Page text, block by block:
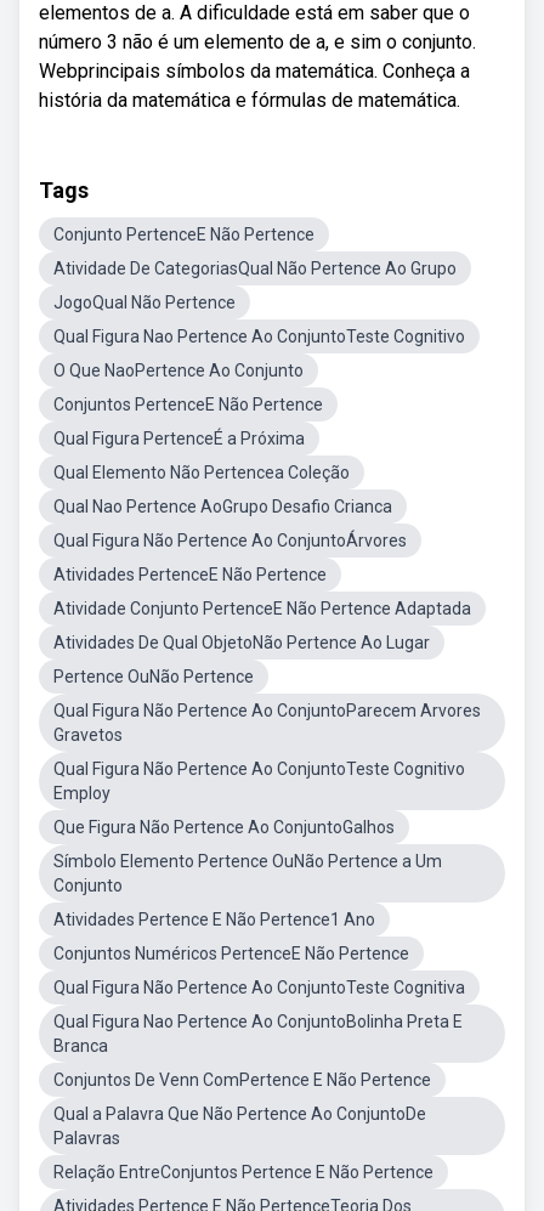
elementos de a. A dificuldade está em saber que o
número 3 não é um elemento de a, e sim o conjunto.
Webprincipais símbolos da matemática. Conheça a
história da matemática e fórmulas de matemática.
Tags
Conjunto PertenceE Não Pertence
Atividade De CategoriasQual Não Pertence Ao Grupo
JogoQual Não Pertence
Qual Figura Nao Pertence Ao ConjuntoTeste Cognitivo
O Que NaoPertence Ao Conjunto
Conjuntos PertenceE Não Pertence
Qual Figura PertenceÉ a Próxima
Qual Elemento Não Pertencea Coleção
Qual Nao Pertence AoGrupo Desafio Crianca
Qual Figura Não Pertence Ao ConjuntoÁrvores
Atividades PertenceE Não Pertence
Atividade Conjunto PertenceE Não Pertence Adaptada
Atividades De Qual ObjetoNão Pertence Ao Lugar
Pertence OuNão Pertence
Qual Figura Não Pertence Ao ConjuntoParecem Arvores
Gravetos
Qual Figura Não Pertence Ao ConjuntoTeste Cognitivo
Employ
Que Figura Não Pertence Ao ConjuntoGalhos
Símbolo Elemento Pertence OuNão Pertence a Um
Conjunto
Atividades Pertence E Não Pertence1 Ano
Conjuntos Numéricos PertenceE Não Pertence
Qual Figura Não Pertence Ao ConjuntoTeste Cognitiva
Qual Figura Nao Pertence Ao ConjuntoBolinha Preta E
Branca
Conjuntos De Venn ComPertence E Não Pertence
Qual a Palavra Que Não Pertence Ao ConjuntoDe
Palavras
Relação EntreConjuntos Pertence E Não Pertence
Atividades Pertence E Não PertenceTeoria Dos